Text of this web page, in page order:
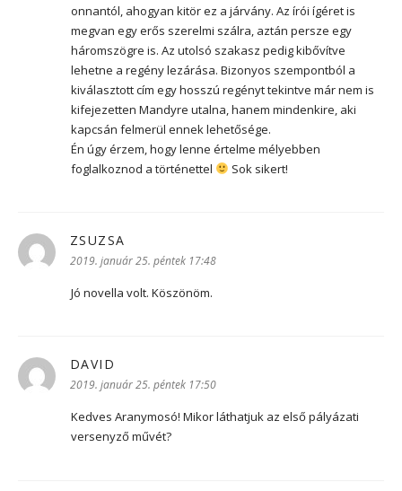
onnantól, ahogyan kitör ez a járvány. Az írói ígéret is
megvan egy erős szerelmi szálra, aztán persze egy
háromszögre is. Az utolsó szakasz pedig kibővítve
lehetne a regény lezárása. Bizonyos szempontból a
kiválasztott cím egy hosszú regényt tekintve már nem is
kifejezetten Mandyre utalna, hanem mindenkire, aki
kapcsán felmerül ennek lehetősége.
Én úgy érzem, hogy lenne értelme mélyebben
foglalkoznod a történettel
Sok sikert!
ZSUZSA
2019. január 25. péntek 17:48
Jó novella volt. Köszönöm.
DAVID
2019. január 25. péntek 17:50
Kedves Aranymosó! Mikor láthatjuk az első pályázati
versenyző művét?